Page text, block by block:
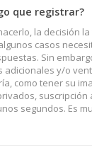
que registrar?
la decisión
casos
Sin
adicionales y/o
como tener su
suscripción
segundos. Es